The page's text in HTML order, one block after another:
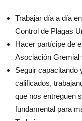
Trabajar día a día
Control de Plagas
Hacer partícipe de
Asociación Gremial
Seguir capacitando
calificados,
que nos entreguen
fundamental para